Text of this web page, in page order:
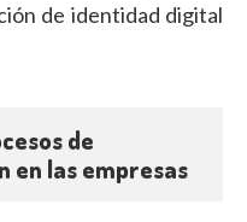
de identidad digital
de
en las empresas